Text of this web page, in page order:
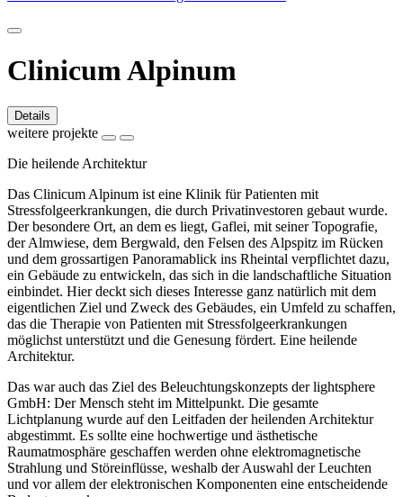
Clinicum Alpinum
Details
weitere projekte
Die heilende Architektur
Das Clinicum Alpinum ist eine Klinik für Patienten mit
Stressfolgeerkrankungen, die durch Privatinvestoren gebaut wurde.
Der besondere Ort, an dem es liegt, Gaflei, mit seiner Topografie,
der Almwiese, dem Bergwald, den Felsen des Alpspitz im Rücken
und dem grossartigen Panoramablick ins Rheintal verpflichtet dazu,
ein Gebäude zu entwickeln, das sich in die landschaftliche Situation
einbindet. Hier deckt sich dieses Interesse ganz natürlich mit dem
eigentlichen Ziel und Zweck des Gebäudes, ein Umfeld zu schaffen,
das die Therapie von Patienten mit Stressfolgeerkrankungen
möglichst unterstützt und die Genesung fördert. Eine heilende
Architektur.
Das war auch das Ziel des Beleuchtungskonzepts der lightsphere
GmbH: Der Mensch steht im Mittelpunkt. Die gesamte
Lichtplanung wurde auf den Leitfaden der heilenden Architektur
abgestimmt. Es sollte eine hochwertige und ästhetische
Raumatmosphäre geschaffen werden ohne elektromagnetische
Strahlung und Störeinflüsse, weshalb der Auswahl der Leuchten
und vor allem der elektronischen Komponenten eine entscheidende